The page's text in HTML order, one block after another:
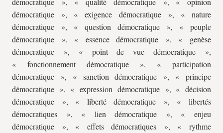
démocratique », « exigence démocratique », « nature
démocratique », « question démocratique », « peuple
démocratique », « essence démocratique », « genèse
démocratique », « point de vue démocratique »,
« fonctionnement démocratique », « participation
démocratique », « sanction démocratique », « principe
démocratique », « expression démocratique », « décision
démocratique », « liberté démocratique », « libertés
démocratiques », « lien démocratique », « enjeu
démocratique », « effets démocratiques », « rythme